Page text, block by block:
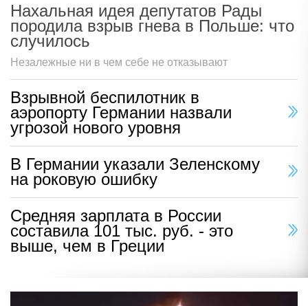
Нахальная идея депутатов Рады
породила взрыв гнева в Польше: что
случилось
Незалежные ни в чем себе не отказывают
Взрывной беспилотник в
аэропорту Германии назвали
угрозой нового уровня
В Германии указали Зеленскому
на роковую ошибку
Средняя зарплата в России
составила 101 тыс. руб. - это
выше, чем в Греции